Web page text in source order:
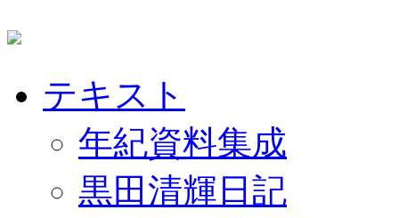
テキスト
年紀資料集成
黒田清輝日記